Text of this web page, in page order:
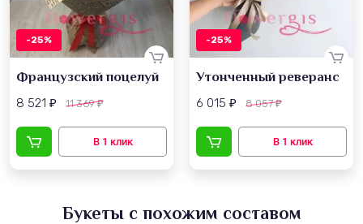
-25%
Французский поцелуй
8 521 ₽ 11 369₽
-25%
Утонченный реверанс
6 015 ₽ 8 057₽
Букеты с похожим составом